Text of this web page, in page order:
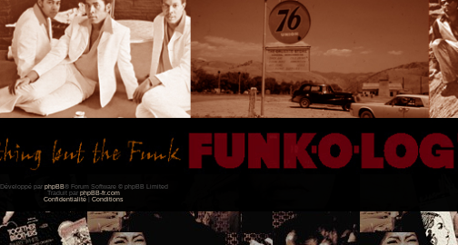
Développé par phpBB® Forum Software © phpBB Limited
Traduit par phpBB-fr.com
Confidentialité
Conditions